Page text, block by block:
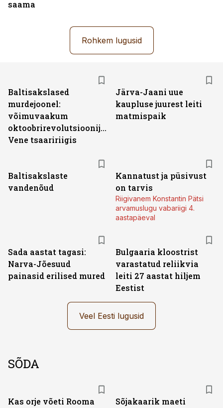
saama
Rohkem lugusid
Baltisakslased
murdejoonel:
võimuvaakum
oktoobrirevolutsioonijärgses
Vene tsaaririigis
Järva-Jaani uue
kaupluse juurest leiti
matmispaik
Baltisakslaste
vandenõud
Kannatust ja püsivust
on tarvis
Riigivanem Konstantin Pätsi
arvamuslugu vabariigi 4.
aastapäeval
Sada aastat tagasi:
Narva-Jõesuud
painasid erilised mured
Bulgaaria kloostrist
varastatud reliikvia
leiti 27 aastat hiljem
Eestist
Veel Eesti lugusid
SÕDA
Kas orje võeti Rooma
Sõjakaarik maeti